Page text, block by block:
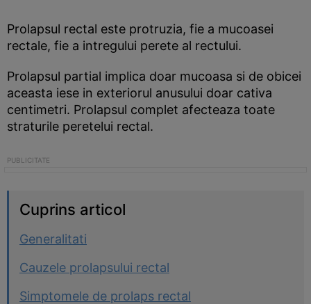
Prolapsul rectal este protruzia, fie a mucoasei
rectale, fie a intregului perete al rectului.
Prolapsul partial implica doar mucoasa si de obicei
aceasta iese in exteriorul anusului doar cativa
centimetri. Prolapsul complet afecteaza toate
straturile peretelui rectal.
Cuprins articol
Generalitati
Cauzele prolapsului rectal
Simptomele de prolaps rectal